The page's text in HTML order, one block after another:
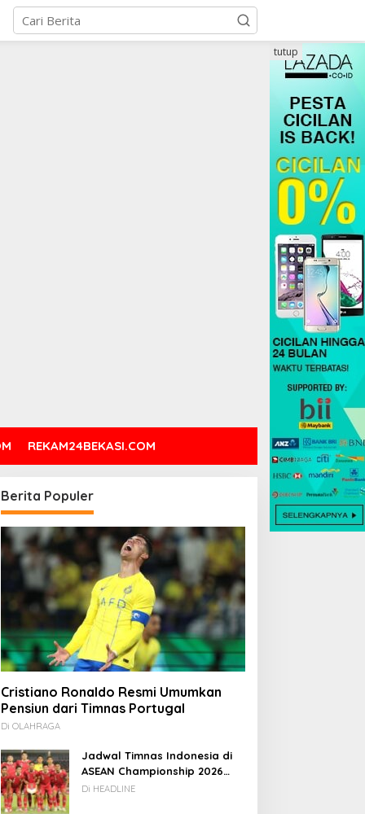
REKAM24BEKASI.COM
tutup
Beralih ke Edge
demi GenAI
2027
Novel Fiksi Remaja, Senja,
Hujan & Kata yang
Berita Populer
Cristiano Ronaldo Resmi Umumkan
Pensiun dari Timnas Portugal
Di OLAHRAGA
Jadwal Timnas Indonesia di
ASEAN Championship 2026
Lengkap, Lawan Kamboja
Di HEADLINE